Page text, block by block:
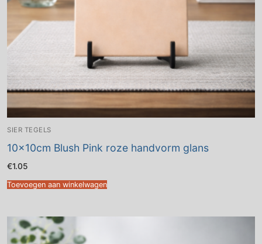
SIER TEGELS
10x10cm Blush Pink roze handvorm glans
€1.05
Toevoegen aan winkelwagen